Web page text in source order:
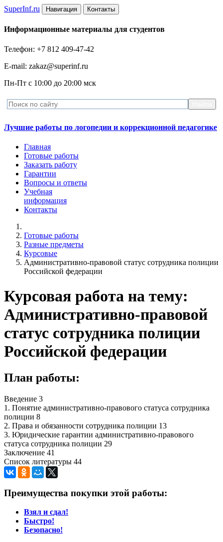
SuperInf.ru Навигация Контакты
Информационные материалы для студентов
Телефон: +7 812 409-47-42
E-mail: zakaz@superinf.ru
Пн-Пт с 10:00 до 20:00 мск
Лучшие работы по логопедии и коррекционной педагогике
Главная
Готовые работы
Заказать работу
Гарантии
Вопросы и ответы
Учебная
информация
Контакты
Готовые работы
Разные предметы
Курсовые
Административно-правовой статус сотрудника полиции
Российской федерации
Курсовая работа на тему:
Административно-правовой
статус сотрудника полиции
Российской федерации
План работы:
Введение 3
1. Понятие административно-правового статуса сотрудника
полиции 8
2. Права и обязанности сотрудника полиции 13
3. Юридические гарантии административно-правового
статуса сотрудника полиции 29
Заключение 41
Список литературы 44
Преимущества покупки этой работы:
Взял и сдал!
Быстро!
Безопасно!